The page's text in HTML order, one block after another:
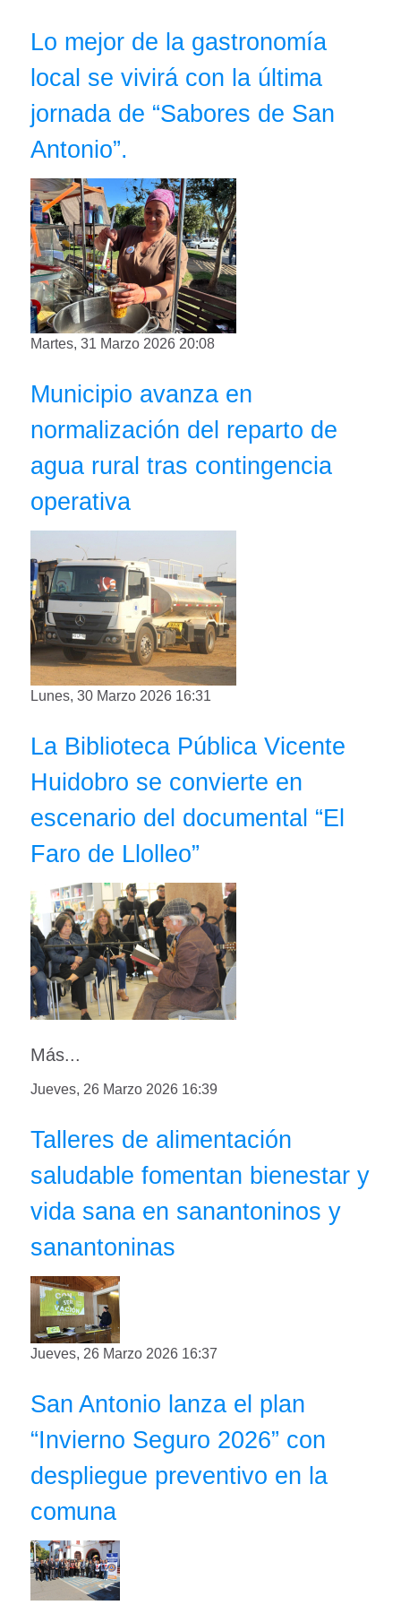
Lo mejor de la gastronomía
local se vivirá con la última
jornada de “Sabores de San
Antonio”.
Martes, 31 Marzo 2026 20:08
Municipio avanza en
normalización del reparto de
agua rural tras contingencia
operativa
Lunes, 30 Marzo 2026 16:31
La Biblioteca Pública Vicente
Huidobro se convierte en
escenario del documental “El
Faro de Llolleo”
Más...
Jueves, 26 Marzo 2026 16:39
Talleres de alimentación
saludable fomentan bienestar y
vida sana en sanantoninos y
sanantoninas
Jueves, 26 Marzo 2026 16:37
San Antonio lanza el plan
“Invierno Seguro 2026” con
despliegue preventivo en la
comuna